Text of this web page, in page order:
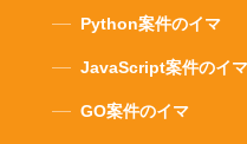
Python案件のイマ
JavaScript案件のイマ
GO案件のイマ